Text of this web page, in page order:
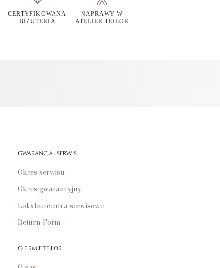
CERTYFIKOWANA
BIŻUTERIA
NAPRAWY W
ATELIER TEILOR
GWARANCJA I SERWIS
Okres serwisu
Okres gwarancyjny
Lokalne centra serwisowe
Return Form
O FIRMIE TEILOR